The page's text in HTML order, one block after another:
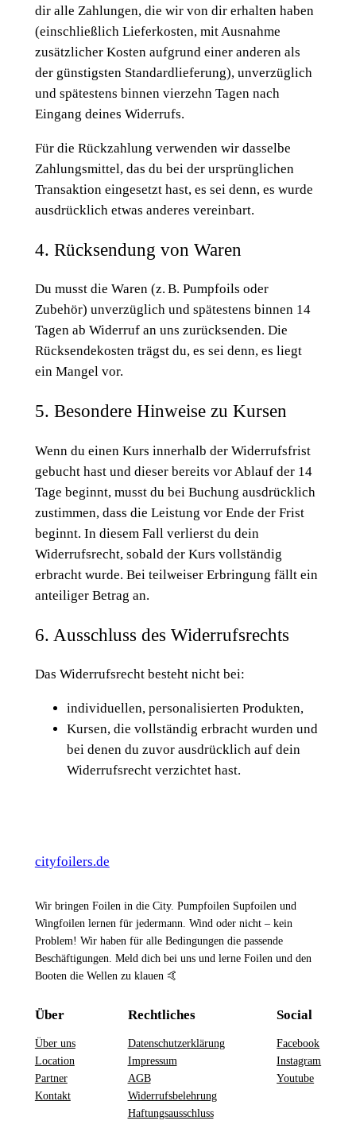
dir alle Zahlungen, die wir von dir erhalten haben
(einschließlich Lieferkosten, mit Ausnahme
zusätzlicher Kosten aufgrund einer anderen als
der günstigsten Standardlieferung), unverzüglich
und spätestens binnen vierzehn Tagen nach
Eingang deines Widerrufs.
Für die Rückzahlung verwenden wir dasselbe
Zahlungsmittel, das du bei der ursprünglichen
Transaktion eingesetzt hast, es sei denn, es wurde
ausdrücklich etwas anderes vereinbart.
4. Rücksendung von Waren
Du musst die Waren (z. B. Pumpfoils oder
Zubehör) unverzüglich und spätestens binnen 14
Tagen ab Widerruf an uns zurücksenden. Die
Rücksendekosten trägst du, es sei denn, es liegt
ein Mangel vor.
5. Besondere Hinweise zu Kursen
Wenn du einen Kurs innerhalb der Widerrufsfrist
gebucht hast und dieser bereits vor Ablauf der 14
Tage beginnt, musst du bei Buchung ausdrücklich
zustimmen, dass die Leistung vor Ende der Frist
beginnt. In diesem Fall verlierst du dein
Widerrufsrecht, sobald der Kurs vollständig
erbracht wurde. Bei teilweiser Erbringung fällt ein
anteiliger Betrag an.
6. Ausschluss des Widerrufsrechts
Das Widerrufsrecht besteht nicht bei:
individuellen, personalisierten Produkten,
Kursen, die vollständig erbracht wurden und
bei denen du zuvor ausdrücklich auf dein
Widerrufsrecht verzichtet hast.
cityfoilers.de
Wir bringen Foilen in die City. Pumpfoilen Supfoilen und
Wingfoilen lernen für jedermann. Wind oder nicht – kein
Problem! Wir haben für alle Bedingungen die passende
Beschäftigungen. Meld dich bei uns und lerne Foilen und den
Booten die Wellen zu klauen 🤙
Über
Über uns
Location
Partner
Kontakt
Rechtliches
Datenschutzerklärung
Impressum
AGB
Widerrufsbelehrung
Haftungsausschluss
Social
Facebook
Instagram
Youtube